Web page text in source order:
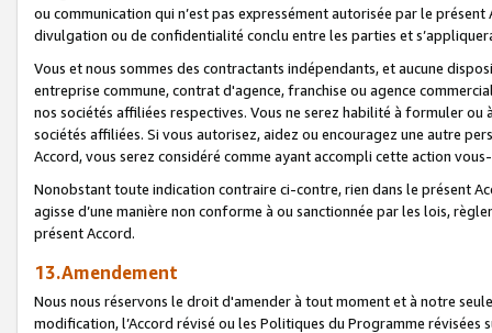
ou communication qui n’est pas expressément autorisée par le
divulgation ou de confidentialité conclu entre les parties et
Vous et nous sommes des contractants indépendants, et aucune
entreprise commune, contrat d'agence, franchise ou agence
nos sociétés affiliées respectives. Vous ne serez habilité à formuler
sociétés affiliées. Si vous autorisez, aidez ou encouragez une autre
Accord, vous serez considéré comme ayant accompli cette action
Nonobstant toute indication contraire ci-contre, rien dans le présent
agisse d’une manière non conforme à ou sanctionnée par les lois,
présent Accord.
13.Amendement
Nous nous réservons le droit d'amender à tout moment et à notre
modification, l’Accord révisé ou les Politiques du Programme